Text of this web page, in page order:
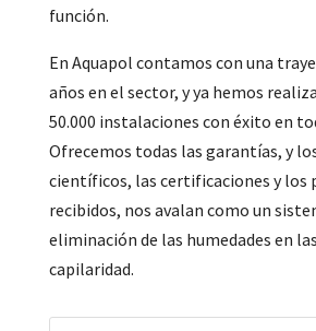
función.
En Aquapol contamos con una
años en el sector, y ya hemos
50.000 instalaciones con éxito en
Ofrecemos todas las garantías, y
científicos, las certificaciones y los
recibidos, nos avalan como un
eliminación de las humedades en
capilaridad.